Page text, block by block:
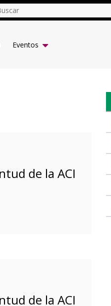
Eventos
de la ACI
de la ACI